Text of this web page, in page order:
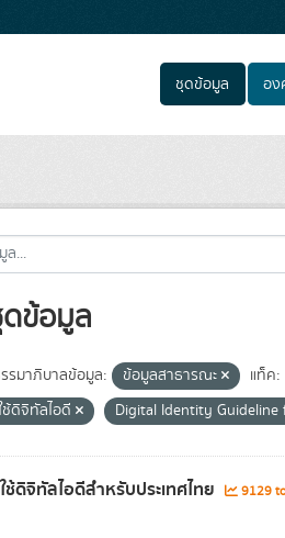
ชุดข้อมูล อง
ข้อมูล
รมาภิบาลข้อมูล: ข้อมูลสาธารณะ
แท็ค:
ช้ดิจิทัลไอดี
Digital Identity
ช้ดิจิทัลไอดีสำหรับประเทศไทย 9129